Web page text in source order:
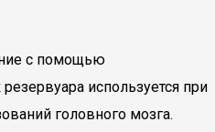
с помощью
используется при
головного мозга.